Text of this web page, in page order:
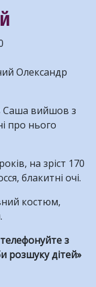
Олександр
Саша вийшов з
про нього
на зріст 170
блакитні очі.
костюм,
з
розшуку дітей»